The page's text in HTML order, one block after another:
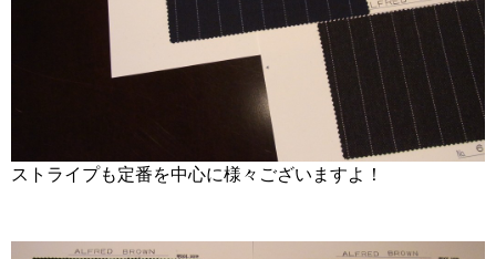
ストライプも定番を中心に様々ございますよ！